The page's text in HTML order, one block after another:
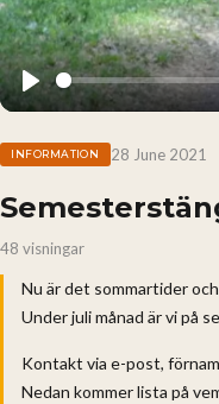
Play
INFORMATION 28 June 2021
48 visningar
Nu är det sommartider
Under juli månad är vi på
Kontakt via e-post,
Nedan kommer lista på